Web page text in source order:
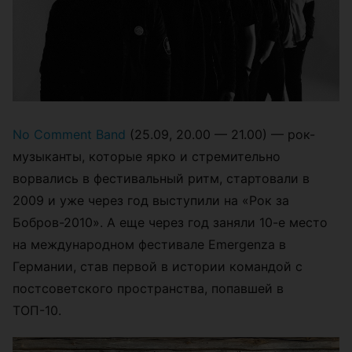
No Comment Band (25.09, 20.00 — 21.00) — рок-
музыканты, которые ярко и стремительно
ворвались в фестивальный ритм, стартовали в
2009 и уже через год выступили на «Рок за
Бобров-2010». А еще через год заняли 10-е место
на международном фестивале Emergenza в
Германии, став первой в истории командой с
постсоветского пространства, попавшей в
ТОП-10.